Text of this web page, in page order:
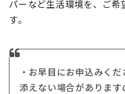
パーなど生活環境を、ご希
す。
・お早目にお申込みく
添えない場合があります